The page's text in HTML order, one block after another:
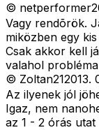
© netperformer
Vagy rendõrök.
miközben egy
Csak akkor kell
valahol
© Zoltan212013.
Az ilyenek jól
Igaz, nem
az 1 - 2 órás